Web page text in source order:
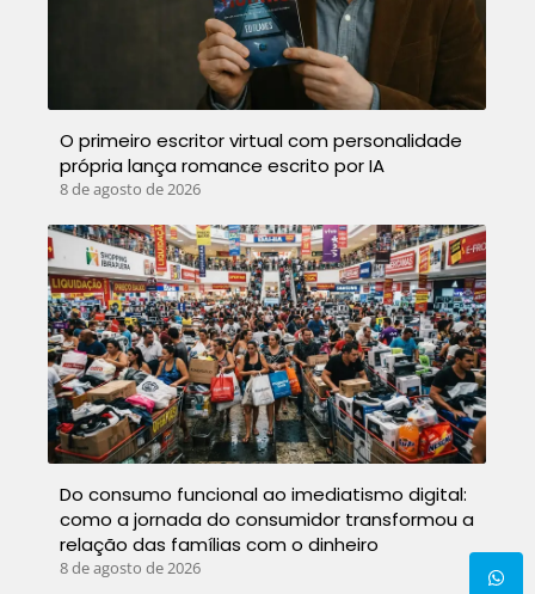
O primeiro escritor virtual com personalidade
própria lança romance escrito por IA
8 de agosto de 2026
Do consumo funcional ao imediatismo digital:
como a jornada do consumidor transformou a
relação das famílias com o dinheiro
8 de agosto de 2026